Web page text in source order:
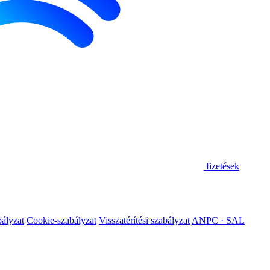
fizetések
Cookie-szabályzat Visszatérítési szabályzat ANPC · SAL